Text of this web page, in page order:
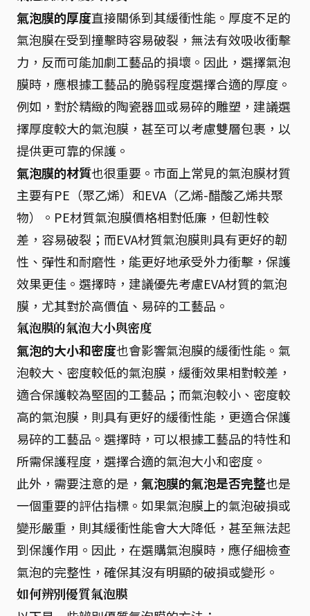
氣泡膜的厚度直接關係到其緩衝性能。厚度不足的
氣泡膜在受到撞擊時容易破裂，無法有效吸收衝擊
力，反而可能加劇工藝品的損壞。因此，選擇氣泡
膜時，應根據工藝品的脆弱程度選擇合適的厚度。
例如，對於精緻的陶瓷器皿或易碎的雕塑，建議選
擇厚度較大的氣泡膜，甚至可以考慮雙層包裹，以
提供更可靠的保護。
氣泡膜的材質也很重要。市面上常見的氣泡膜材質
主要有PE（聚乙烯）和EVA（乙烯-醋酸乙烯共聚
物）。PE材質氣泡膜價格相對低廉，但韌性較
差，容易破裂；而EVA材質氣泡膜則具有更好的韌
性、彈性和耐磨性，能更好地承受外力衝擊，保護
效果更佳。選擇時，建議優先考慮EVA材質的氣泡
膜，尤其對於高價值、易碎的工藝品。
氣泡膜的氣泡大小與密度
氣泡的大小和密度也會影響氣泡膜的緩衝性能。氣
泡較大、密度較低的氣泡膜，緩衝效果相對較差，
適合保護較為堅固的工藝品；而氣泡較小、密度較
高的氣泡膜，則具有更好的緩衝性能，更適合保護
易碎的工藝品。選擇時，可以根據工藝品的特性和
所需保護程度，選擇合適的氣泡大小和密度。
此外，需要注意的是， 氣泡膜的氣泡是否完整也是
一個重要的評估指標。如果氣泡膜上的氣泡破損或
變形嚴重，則其緩衝性能會大大降低，甚至無法起
到保護作用。因此，在選購氣泡膜時，應仔細檢查
氣泡的完整性，確保其沒有明顯的破損或變形。
如何辨別優質氣泡膜